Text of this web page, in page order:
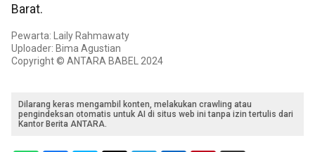
Barat.
Pewarta: Laily Rahmawaty
Uploader: Bima Agustian
Copyright © ANTARA BABEL 2024
Dilarang keras mengambil konten, melakukan crawling atau
pengindeksan otomatis untuk AI di situs web ini tanpa izin tertulis dari
Kantor Berita ANTARA.